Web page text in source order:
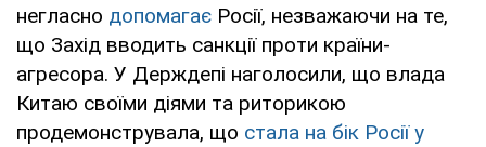
негласно допомагає Росії, незважаючи на те,
що Захід вводить санкції проти країни-
агресора. У Держдепі наголосили, що влада
Китаю своїми діями та риторикою
продемонструвала, що стала на бік Росії у